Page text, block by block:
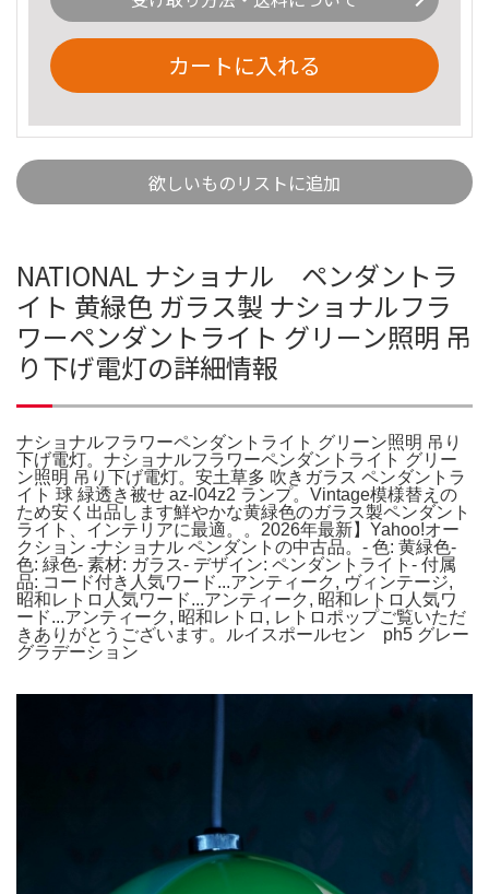
カートに入れる
欲しいものリストに追加
NATIONAL ナショナル ペンダントラ
イト 黄緑色 ガラス製 ナショナルフラ
ワーペンダントライト グリーン照明 吊
り下げ電灯の詳細情報
ナショナルフラワーペンダントライト グリーン照明 吊り
下げ電灯。ナショナルフラワーペンダントライト グリー
ン照明 吊り下げ電灯。安土草多 吹きガラス ペンダントラ
イト 球 緑透き被せ az-l04z2 ランプ。Vintage模様替えの
ため安く出品します鮮やかな黄緑色のガラス製ペンダント
ライト、インテリアに最適。。2026年最新】Yahoo!オー
クション -ナショナル ペンダントの中古品。- 色: 黄緑色-
色: 緑色- 素材: ガラス- デザイン: ペンダントライト- 付属
品: コード付き人気ワード...アンティーク, ヴィンテージ,
昭和レトロ人気ワード...アンティーク, 昭和レトロ人気ワ
ード...アンティーク, 昭和レトロ, レトロポップご覧いただ
きありがとうございます。ルイスポールセン ph5 グレー
グラデーション